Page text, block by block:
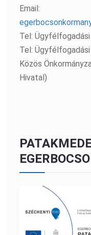
Email:
Tel:
Tel:
Közös
Hivatal)